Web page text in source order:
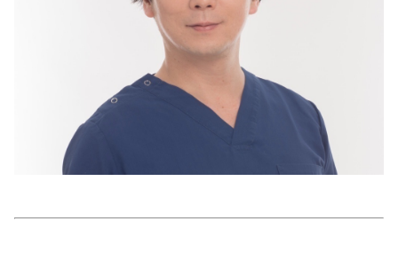
カルチャー/エンタメ
占い